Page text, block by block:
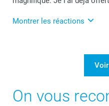
Lucie@smartphoto
Montrer les réactions
Cela fait très plaisir!
On vous